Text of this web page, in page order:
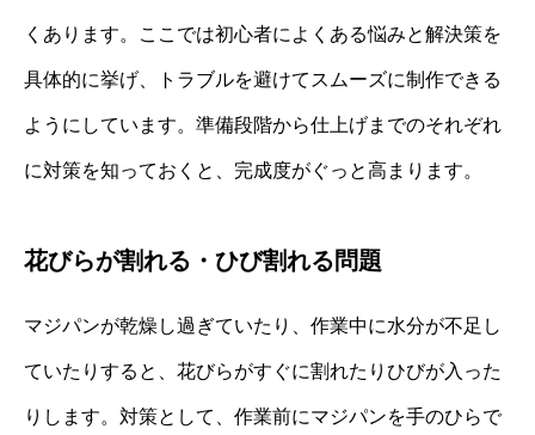
くあります。ここでは初心者によくある悩みと解決策を
具体的に挙げ、トラブルを避けてスムーズに制作できる
ようにしています。準備段階から仕上げまでのそれぞれ
に対策を知っておくと、完成度がぐっと高まります。
花びらが割れる・ひび割れる問題
マジパンが乾燥し過ぎていたり、作業中に水分が不足し
ていたりすると、花びらがすぐに割れたりひびが入った
りします。対策として、作業前にマジパンを手のひらで